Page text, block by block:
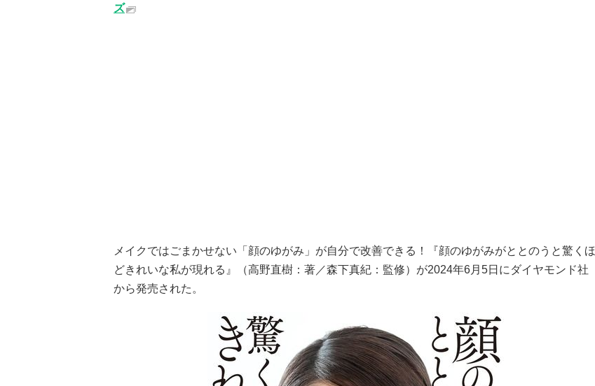
ズ
メイクではごまかせない「顔のゆがみ」が自分で改善できる！『顔のゆがみがととのうと驚くほ
どきれいな私が現れる』（高野直樹：著／森下真紀：監修）が2024年6月5日にダイヤモンド社
から発売された。